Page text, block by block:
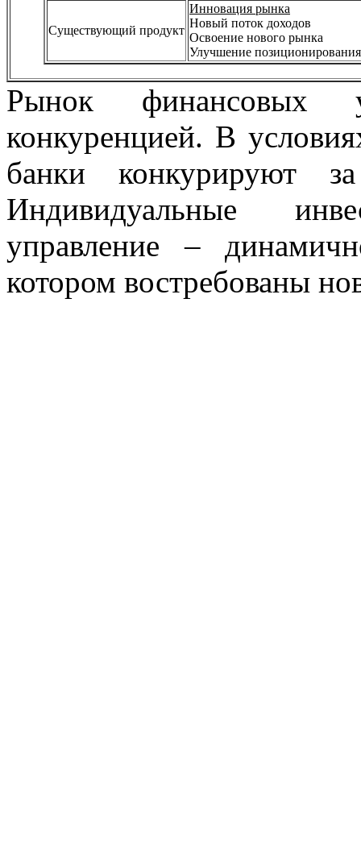
Существующий продукт
Инновация рынка
Новый поток доходов
Освоение нового рынка
Улучшение позиционирования
Рынок финансовых
конкуренцией. В
банки конкурируют
Индивидуальные
управление –
котором востребованы